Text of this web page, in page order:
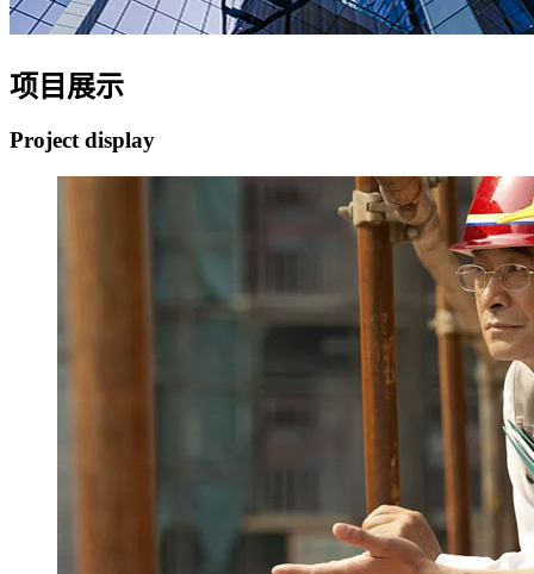
项目展示
Project display